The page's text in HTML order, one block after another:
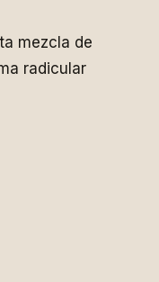
mezcla de
radicular